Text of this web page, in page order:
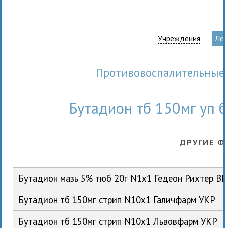
Учреждения
Бутадион тб 150мг
ДРУГИЕ
Бутадион мазь 5% тюб 20г N1x1 Гедеон Рихтер
Бутадион тб 150мг стрип N10x1 Галичфарм УКР
Бутадион тб 150мг стрип N10x1 Львовфарм УКР